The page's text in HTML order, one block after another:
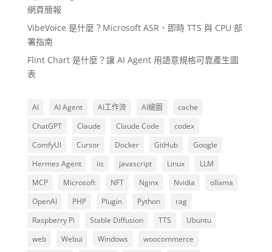
網頁簡報
VibeVoice 是什麼？Microsoft ASR、即時 TTS 與 CPU 部
署指南
Flint Chart 是什麼？讓 AI Agent 用語意規格可靠產生圖
表
AI AI Agent AI工作流 AI繪圖
cache
ChatGPT
Claude Claude Code
codex
ComfyUI
Cursor Docker GitHub
Google
Hermes Agent
iis javascript Linux
LLM
MCP
Microsoft NFT Nginx Nvidia
ollama
OpenAI
PHP Plugin Python
rag
Raspberry Pi
Stable Diffusion TTS
Ubuntu
web
Webui Windows
woocommerce